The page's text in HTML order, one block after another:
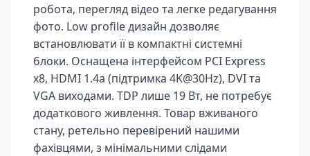
робота, перегляд відео та легке редагування
фото. Low profile дизайн дозволяє
встановлювати її в компактні системні
блоки. Оснащена інтерфейсом PCI Express
x8, HDMI 1.4a (підтримка 4K@30Hz), DVI та
VGA виходами. TDP лише 19 Вт, не потребує
додаткового живлення. Товар вживаного
стану, ретельно перевірений нашими
фахівцями, з мінімальними слідами